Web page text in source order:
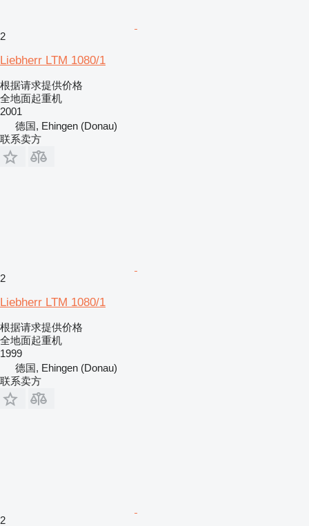
2
Liebherr LTM 1080/1
根据请求提供价格
全地面起重机
2001
德国, Ehingen (Donau)
联系卖方
2
Liebherr LTM 1080/1
根据请求提供价格
全地面起重机
1999
德国, Ehingen (Donau)
联系卖方
2